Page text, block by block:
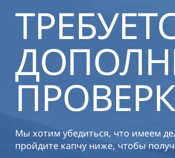
Мы хотим убедиться, что имеем
пройдите капчу ниже, чтобы